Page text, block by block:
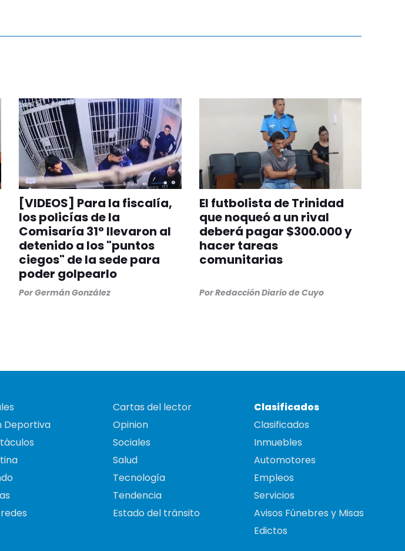
[VIDEOS] Para la fiscalía,
los policías de la
Comisaría 31° llevaron al
detenido a los "puntos
ciegos" de la sede para
poder golpearlo
PorGermán González
El futbolista de Trinidad
que noqueó a un rival
deberá pagar $300.000 y
hacer tareas
comunitarias
PorRedacción Diario de Cuyo
Deportiva
Cartas del lector
Opinion
Sociales
Salud
Tecnología
Tendencia
Estado del tránsito
Clasificados
Clasificados
Inmuebles
Automotores
Empleos
Servicios
Avisos Fúnebres y Misas
Edictos